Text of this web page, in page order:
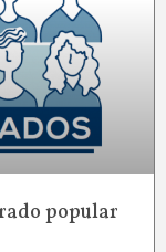
popular